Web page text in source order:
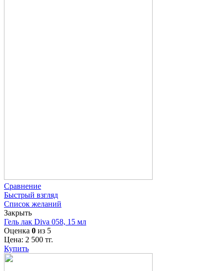
Сравнение
Быстрый взгляд
Список желаний
Закрыть
Гель лак Diva 058, 15 мл
Оценка 0 из 5
Цена: 2 500 тг.
Купить